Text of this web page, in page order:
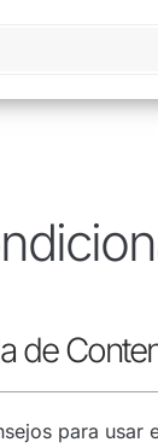
de
para usar